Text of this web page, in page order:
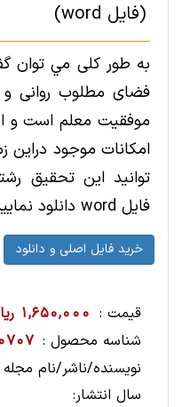
(فایل word)
به طور کلی مي توان
فضای مطلوب روانی
موفقيت معلم است و
امکانات موجود دراين
توانید این تحقیق
فایل word دانلود نمایید.
قیمت : 1,650,000 ریال
شناسه محصول :
نویسنده/ناشر/نام
سال انتشار: